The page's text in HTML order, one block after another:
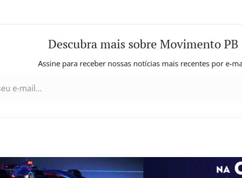
Descubra mais sobre Movimento PB
Assine para receber nossas notícias mais recentes por e-